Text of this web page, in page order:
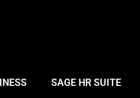
SAGE HR SUITE